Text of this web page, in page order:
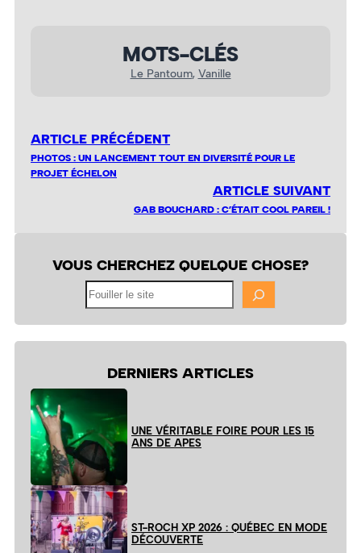
MOTS-CLÉS
Le Pantoum, Vanille
ARTICLE PRÉCÉDENT
PHOTOS : UN LANCEMENT TOUT EN DIVERSITÉ POUR LE
PROJET ÉCHELON
ARTICLE SUIVANT
GAB BOUCHARD : C’ÉTAIT COOL PAREIL !
VOUS CHERCHEZ QUELQUE CHOSE?
DERNIERS ARTICLES
UNE VÉRITABLE FOIRE POUR LES 15
ANS DE APES
ST-ROCH XP 2026 : QUÉBEC EN MODE
DÉCOUVERTE